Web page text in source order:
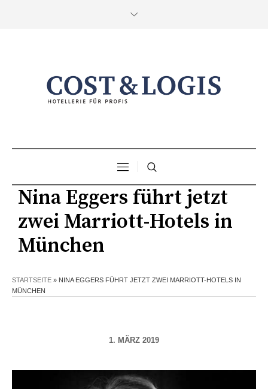
Nina Eggers führt jetzt
zwei Marriott-Hotels in
München
STARTSEITE » NINA EGGERS FÜHRT JETZT ZWEI MARRIOTT-HOTELS IN
MÜNCHEN
1. MÄRZ 2019